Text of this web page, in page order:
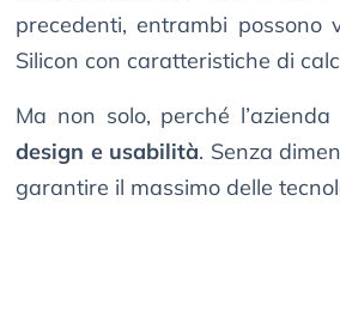
precedenti, entrambi
Silicon con caratteristiche di
Ma non solo, perché
design e usabilità. Senza
garantire il massimo delle